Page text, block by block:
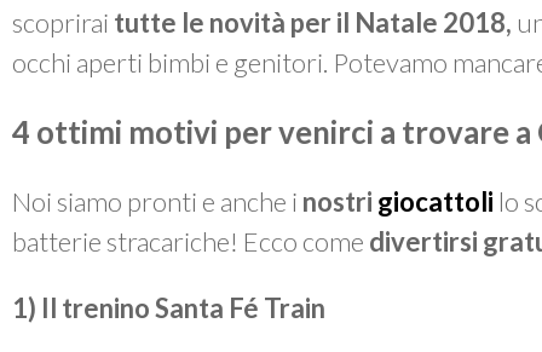
scoprirai tutte le novità per il Natale 2018,
occhi aperti bimbi e genitori. Potevamo
4 ottimi motivi per venirci a trovare a
Noi siamo pronti e anche i nostri giocattoli lo
batterie stracariche! Ecco come divertirsi
1) Il trenino Santa Fé Train